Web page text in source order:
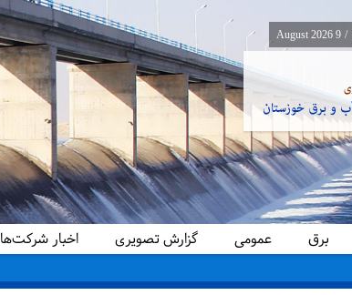
/
9 August 2026
برق عمومی گزارش تصویری اخبار شرکت‌ها